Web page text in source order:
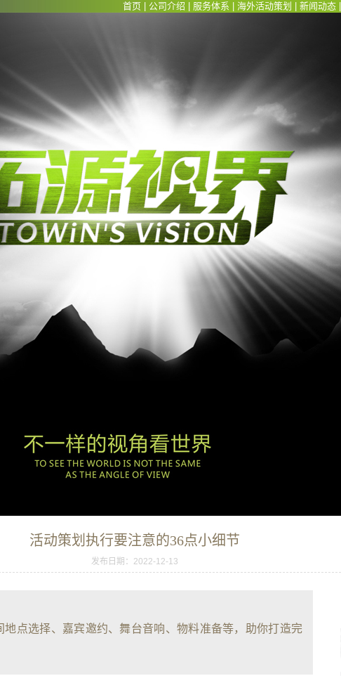
首页 公司介绍 服务体系 海外活动策划 新闻动态
活动策划执行要注意的36点小细节
发布日期：2022-12-13
点选择、嘉宾邀约、舞台音响、物料准备等，助你打造完